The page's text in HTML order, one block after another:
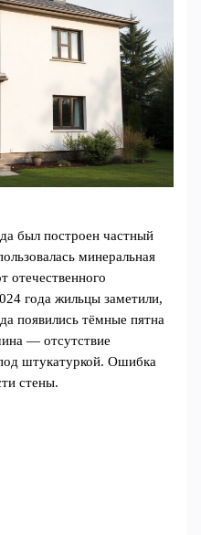
был построен частный
минеральная
отечественного
года жильцы заметили,
появились тёмные пятна
— отсутствие
штукатуркой. Ошибка
стены.